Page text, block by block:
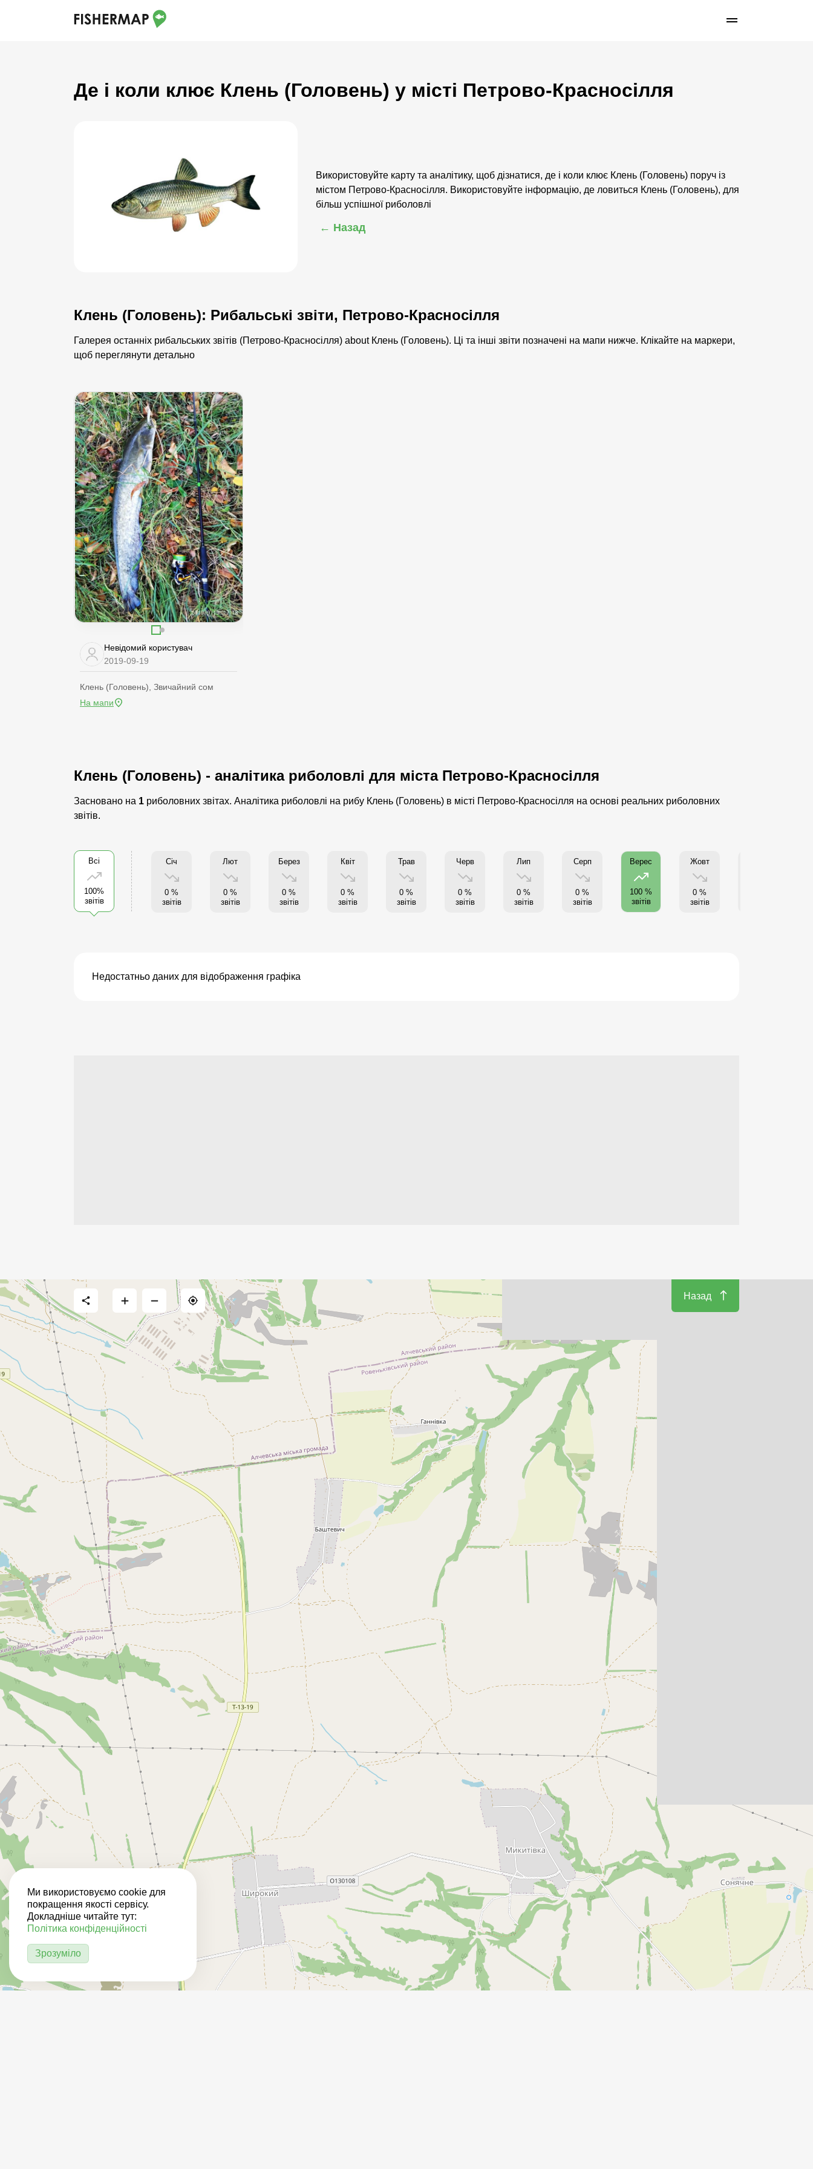
Де і коли клює Клень (Головень) у місті Петрово-Красносілля
Використовуйте карту та аналітику, щоб дізнатися, де і коли клює Клень (Головень) поруч із
містом Петрово-Красносілля. Використовуйте інформацію, де ловиться Клень (Головень), для
більш успішної риболовлі
← Назад
Клень (Головень): Рибальські звіти, Петрово-Красносілля
Галерея останніх рибальських звітів (Петрово-Красносілля) about Клень (Головень). Ці та інші звіти позначені на мапи нижче. Клікайте на маркери,
щоб переглянути детально
Невідомий користувач
2019-09-19
Клень (Головень), Звичайний сом
На мапи
Клень (Головень) - аналітика риболовлі для міста Петрово-Красносілля
Засновано на 1 риболовних звітах. Аналітика риболовлі на рибу Клень (Головень) в місті Петрово-Красносілля на основі реальних риболовних
звітів.
Всі
100%
звітів
Січ
0 %
звітів
Лют
0 %
звітів
Берез
0 %
звітів
Квіт
0 %
звітів
Трав
0 %
звітів
Черв
0 %
звітів
Лип
0 %
звітів
Серп
0 %
звітів
Верес
100 %
звітів
Жовт
0 %
звітів
Недостатньо даних для відображення графіка
Назад
Ми використовуємо cookie для
покращення якості сервісу.
Докладніше читайте тут:
Політика конфіденційності
Зрозуміло